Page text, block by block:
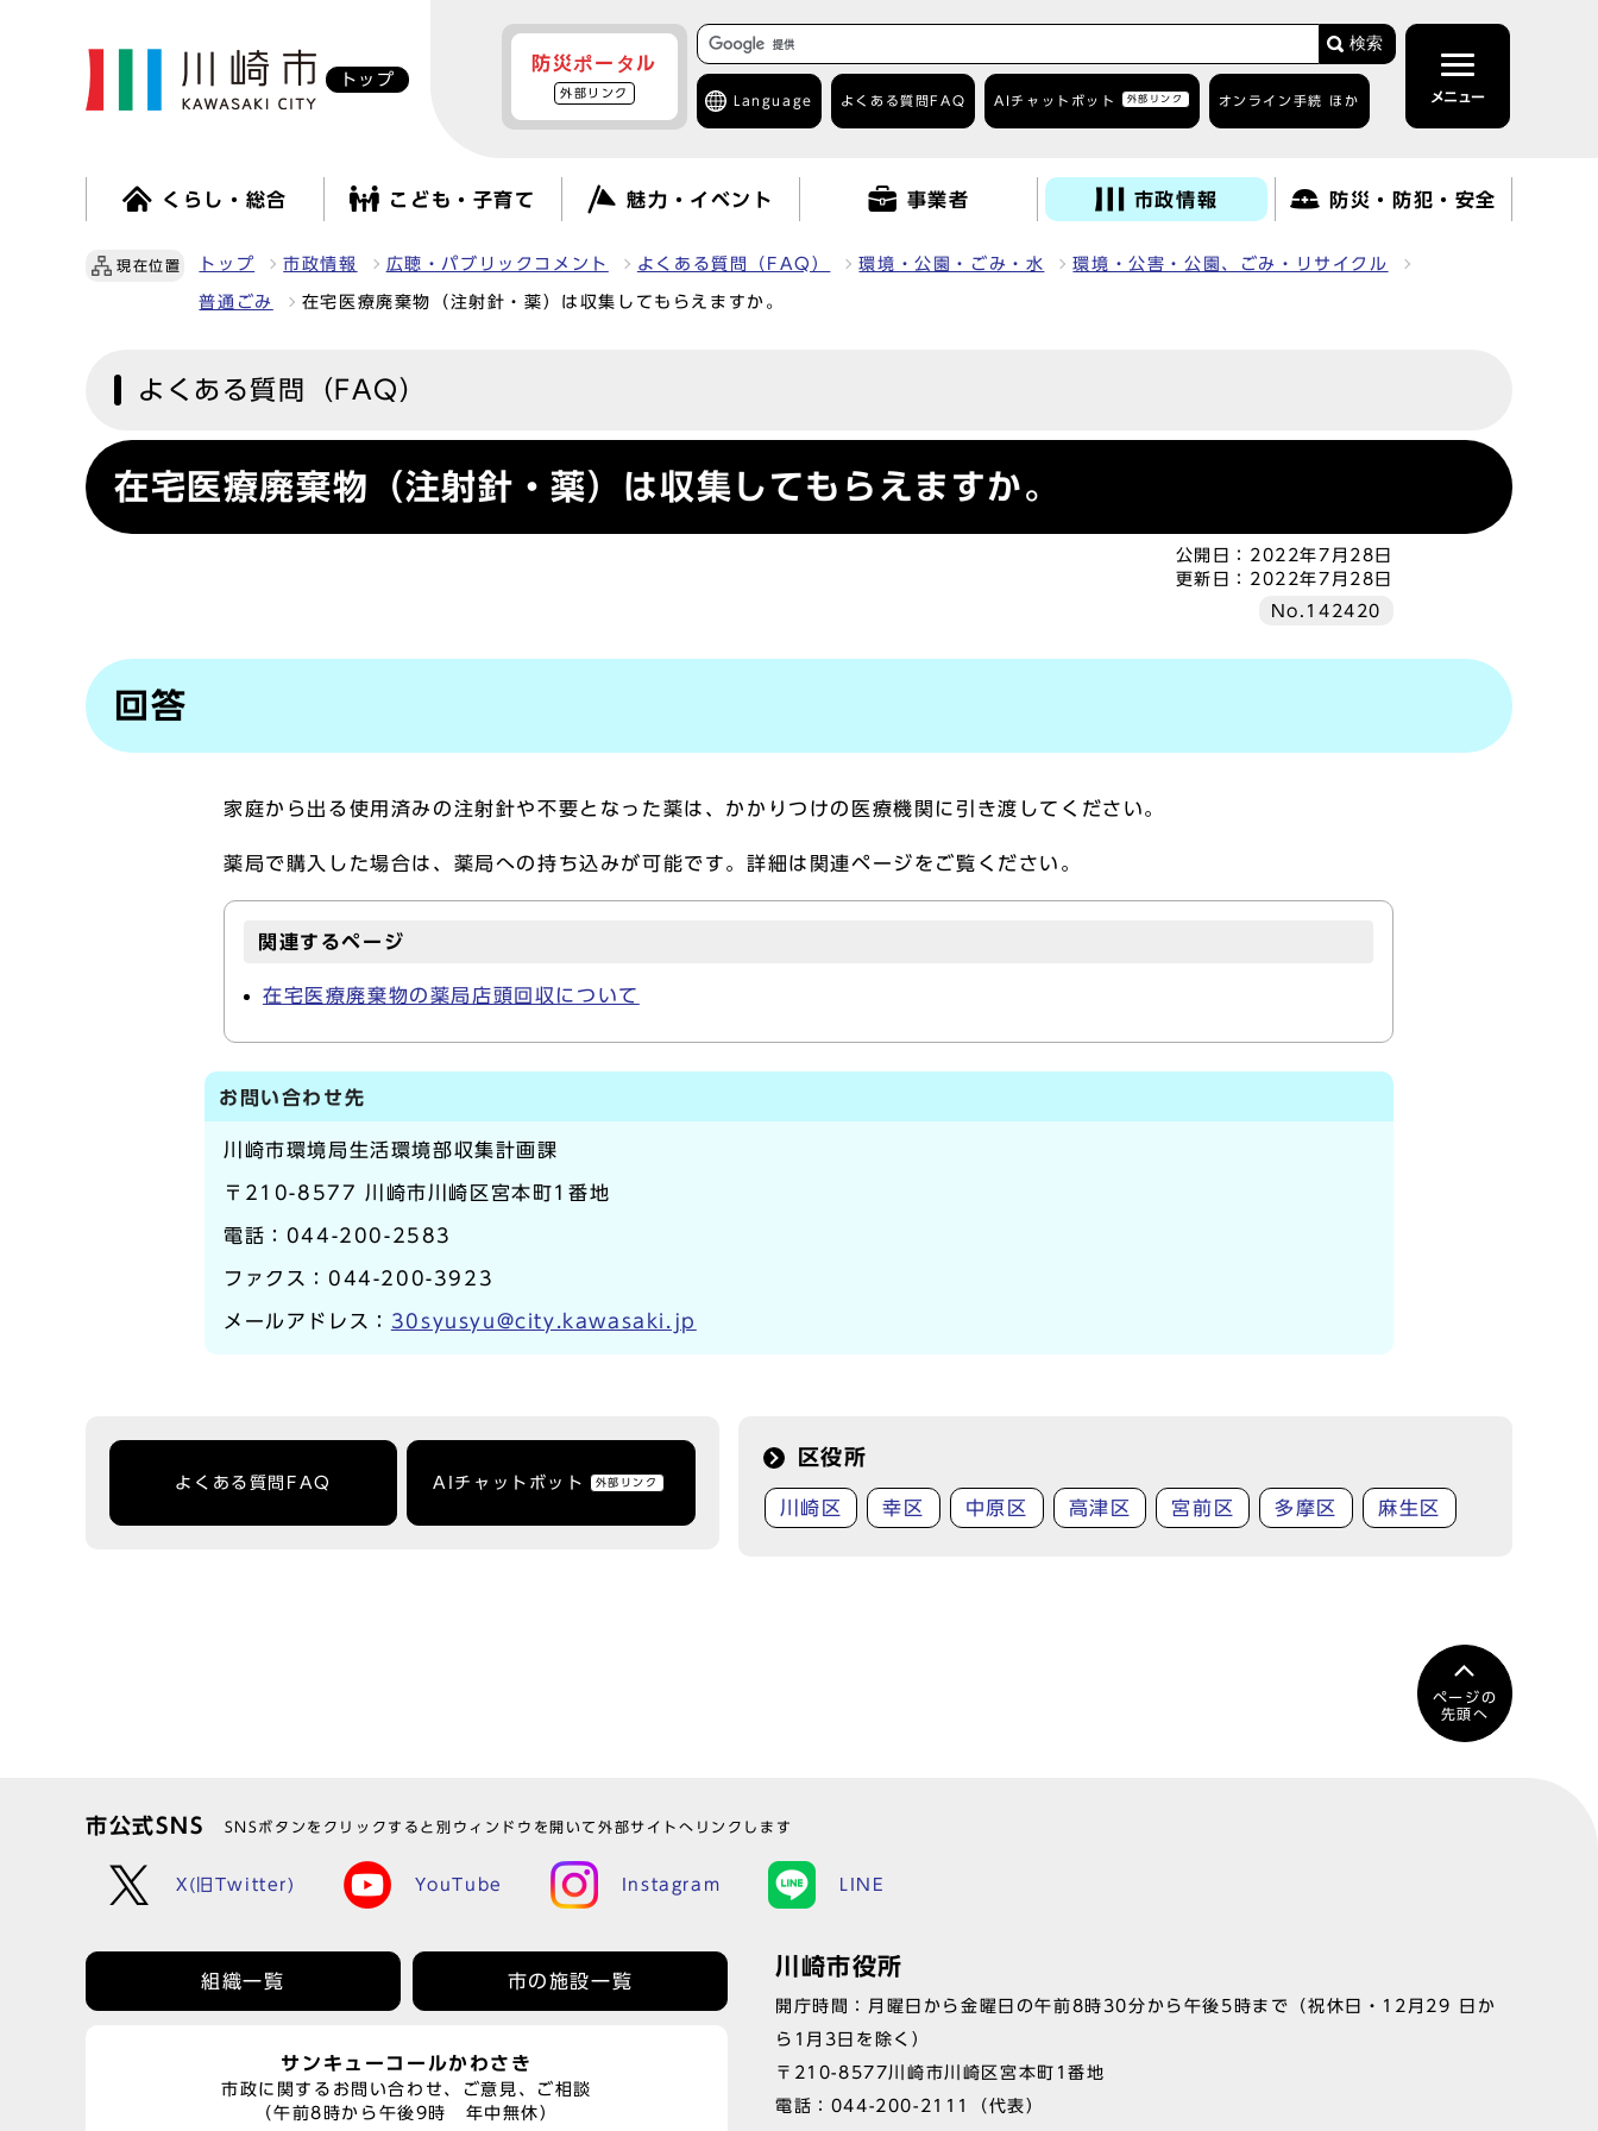
トップ
防災ポータル
外部リンク
検索
Language よくある質問 FAQ AIチャットボット 外部リンク オンライン手続 ほか メニュー
くらし・総合 こども・子育て 魅力・イベント 事業者 市政情報 防災・防犯・安全
現在位置 トップ 市政情報 広聴・パブリックコメント よくある質問（FAQ） 環境・公園・ごみ・水 環境・公害・公園、ごみ・リサイクル
普通ごみ 在宅医療廃棄物（注射針・薬）は収集してもらえますか。
よくある質問（FAQ）
在宅医療廃棄物（注射針・薬）は収集してもらえますか。
公開日： 2022年7月28日
更新日： 2022年7月28日
No.142420
回答
家庭から出る使用済みの注射針や不要となった薬は、かかりつけの医療機関に引き渡してください。
薬局で購入した場合は、薬局への持ち込みが可能です。詳細は関連ページをご覧ください。
関連するページ
在宅医療廃棄物の薬局店頭回収について
お問い合わせ先
川崎市環境局生活環境部収集計画課
〒210-8577 川崎市川崎区宮本町1番地
電話：044-200-2583
ファクス：044-200-3923
メールアドレス： 30syusyu@city.kawasaki.jp
よくある質問FAQ AIチャットボット 外部リンク
区役所
川崎区 幸区 中原区 高津区 宮前区 多摩区 麻生区
ページの
先頭へ
市公式SNS SNSボタンをクリックすると別ウィンドウを開いて外部サイトへリンクします
X(旧Twitter) YouTube Instagram LINE
組織一覧 市の施設一覧
サンキューコールかわさき
市政に関するお問い合わせ、ご意見、ご相談
（午前8時から午後9時 年中無休）
川崎市役所
開庁時間：月曜日から金曜日の午前8時30分から午後5時まで（祝休日・12月29 日か
ら1月3日を除く）
〒210-8577川崎市川崎区宮本町1番地
電話： 044-200-2111 （代表）